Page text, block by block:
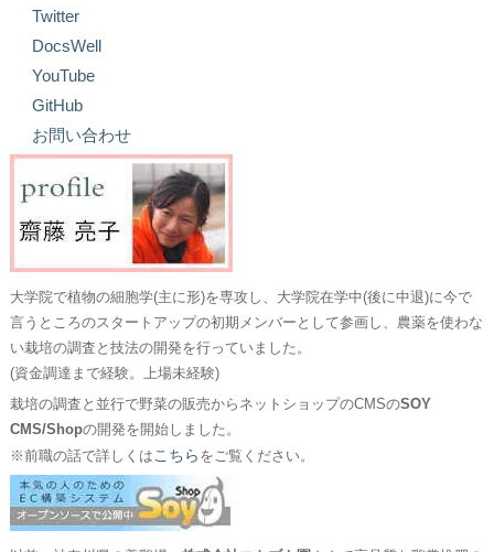
Twitter
DocsWell
YouTube
GitHub
お問い合わせ
大学院で植物の細胞学(主に形)を専攻し、大学院在学中(後に中退)に今で
言うところのスタートアップの初期メンバーとして参画し、農薬を使わな
い栽培の調査と技法の開発を行っていました。
(資金調達まで経験。上場未経験)
栽培の調査と並行で野菜の販売からネットショップのCMSのSOY
CMS/Shopの開発を開始しました。
※前職の話で詳しくは こちら をご覧ください。